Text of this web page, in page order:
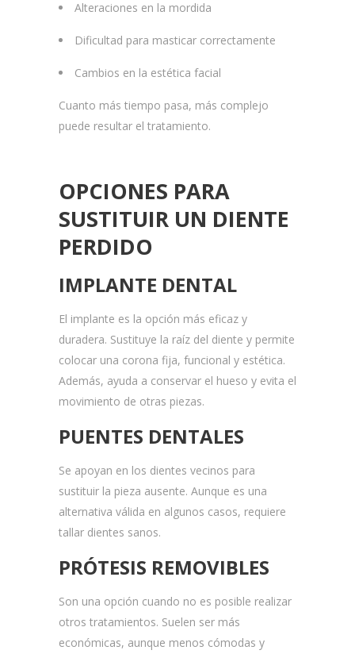
Alteraciones en la mordida
Dificultad para masticar correctamente
Cambios en la estética facial
Cuanto más tiempo pasa, más complejo
puede resultar el tratamiento.
OPCIONES PARA
SUSTITUIR UN DIENTE
PERDIDO
IMPLANTE DENTAL
El implante es la opción más eficaz y
duradera. Sustituye la raíz del diente y permite
colocar una corona fija, funcional y estética.
Además, ayuda a conservar el hueso y evita el
movimiento de otras piezas.
PUENTES DENTALES
Se apoyan en los dientes vecinos para
sustituir la pieza ausente. Aunque es una
alternativa válida en algunos casos, requiere
tallar dientes sanos.
PRÓTESIS REMOVIBLES
Son una opción cuando no es posible realizar
otros tratamientos. Suelen ser más
económicas, aunque menos cómodas y